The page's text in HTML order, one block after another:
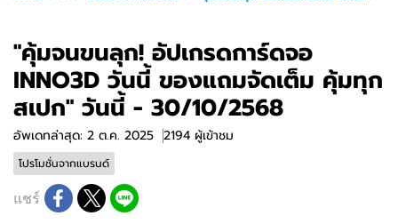
"คุ้มจนขนลุก! อัปเกรดการ์ดจอ
INNO3D วันนี้ ของแถมจัดเต็ม คุ้มทุก
สเปก" วันนี้ - 30/10/2568
อัพเดทล่าสุด: 2 ต.ค. 2025 2194 ผู้เข้าชม
โปรโมชั่นจากแบรนด์
แชร์